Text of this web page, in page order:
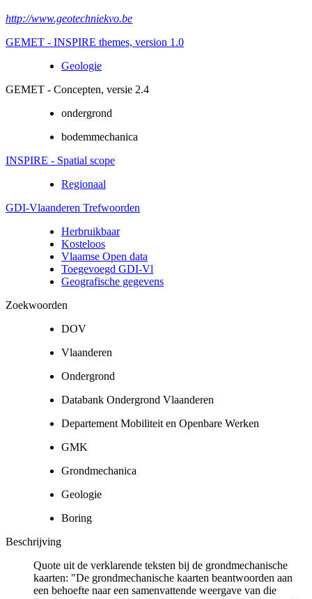
http://www.geotechniekvo.be
GEMET - INSPIRE themes, version 1.0
Geologie
GEMET - Concepten, versie 2.4
ondergrond
bodemmechanica
INSPIRE - Spatial scope
Regionaal
GDI-Vlaanderen Trefwoorden
Herbruikbaar
Kosteloos
Vlaamse Open data
Toegevoegd GDI-Vl
Geografische gegevens
Zoekwoorden
DOV
Vlaanderen
Ondergrond
Databank Ondergrond Vlaanderen
Departement Mobiliteit en Openbare Werken
GMK
Grondmechanica
Geologie
Boring
Beschrijving
Quote uit de verklarende teksten bij de grondmechanische
kaarten: "De grondmechanische kaarten beantwoorden aan
een behoefte naar een samenvattende weergave van die